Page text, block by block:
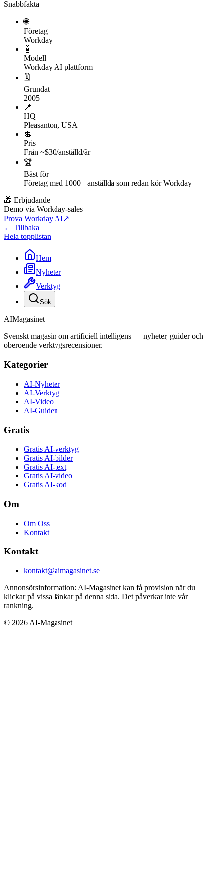
Snabbfakta
🌐
Företag
Workday
🤖
Modell
Workday AI plattform
🗓
Grundat
2005
📍
HQ
Pleasanton, USA
💲
Pris
Från ~$30/anställd/år
🏆
Bäst för
Företag med 1000+ anställda som redan kör Workday
🎁 Erbjudande
Demo via Workday-sales
Prova Workday AI↗
← Tillbaka
Hela topplistan
Hem
Nyheter
Verktyg
Sök
AIMagasinet
Svenskt magasin om artificiell intelligens — nyheter, guider och
oberoende verktygsrecensioner.
Kategorier
AI-Nyheter
AI-Verktyg
AI-Video
AI-Guiden
Gratis
Gratis AI-verktyg
Gratis AI-bilder
Gratis AI-text
Gratis AI-video
Gratis AI-kod
Om
Om Oss
Kontakt
Kontakt
kontakt@aimagasinet.se
Annonsörsinformation: AI-Magasinet kan få provision när du
klickar på vissa länkar på denna sida. Det påverkar inte vår
rankning.
© 2026 AI-Magasinet